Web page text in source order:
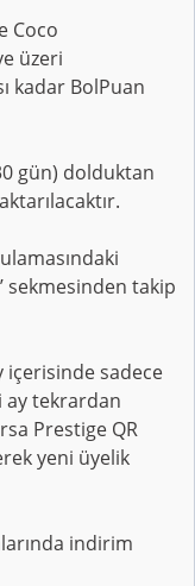
Coco
üzeri
kadar BolPuan
gün) dolduktan
sekmesinden takip
sadece
ay tekrardan
Prestige QR
yeni üyelik
indirim